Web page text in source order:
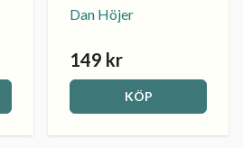
Dan Höjer
149 kr
KÖP